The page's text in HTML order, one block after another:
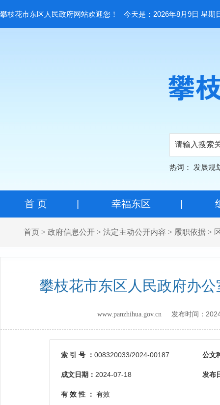
攀枝花市东区人民政府网站欢迎您！ 今天是：2026年8月9日 星期
热词： 发展规
首 页| 幸福东区
首页> 政府信息公开> 法定主动公开内容 > 履职依据>
攀枝花市东区人民政府办
www.panzhihua.gov.cn 发布时间：
索 引 号 ： 008320033/2024-00187 公文
成文日期： 2024-07-18 发布
有 效 性 ： 有效